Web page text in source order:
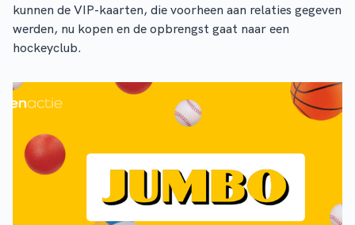
kunnen de VIP-kaarten, die voorheen aan relaties gegeven
werden, nu kopen en de opbrengst gaat naar een
hockeyclub.